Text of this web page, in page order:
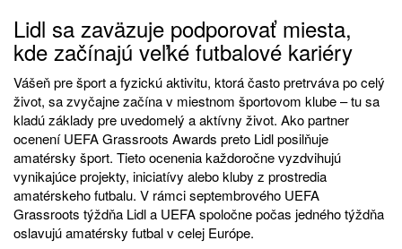
Lidl sa zaväzuje podporovať miesta,
kde začínajú veľké futbalové kariéry
Vášeň pre šport a fyzickú aktivitu, ktorá často pretrváva po celý
život, sa zvyčajne začína v miestnom športovom klube – tu sa
kladú základy pre uvedomelý a aktívny život. Ako partner
ocenení UEFA Grassroots Awards preto Lidl posilňuje
amatérsky šport. Tieto ocenenia každoročne vyzdvihujú
vynikajúce projekty, iniciatívy alebo kluby z prostredia
amatérskeho futbalu. V rámci septembrového UEFA
Grassroots týždňa Lidl a UEFA spoločne počas jedného týždňa
oslavujú amatérsky futbal v celej Európe.